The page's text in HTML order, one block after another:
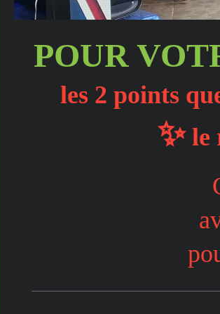
POUR
les 2 points
✨le